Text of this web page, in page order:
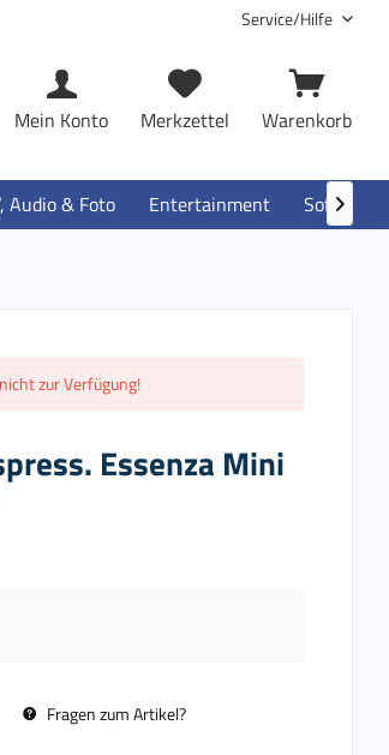
Service/Hilfe
Warenkorb
Merkzettel
Mein Konto
Audio & Foto Entertainment Software

zur Verfügung!
Essenza Mini
Fragen zum Artikel?